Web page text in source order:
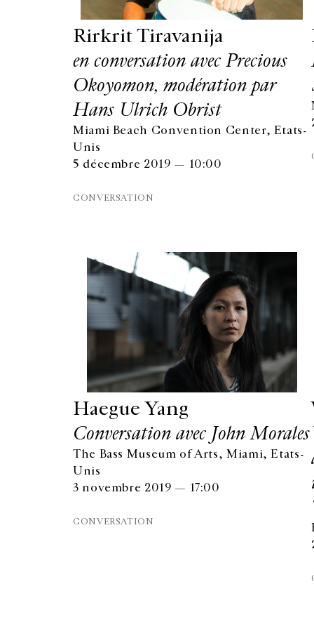
Rirkrit Tiravanija
en conversation avec Precious
Okoyomon, modération par
Hans Ulrich Obrist
Miami Beach Convention Center, Etats-
Unis
5 décembre 2019 — 10:00
CONVERSATION
Haegue Yang
Conversation avec John Morales
The Bass Museum of Arts, Miami, Etats-
Unis
3 novembre 2019 — 17:00
CONVERSATION
GALERIE CHANTAL CROUSEL